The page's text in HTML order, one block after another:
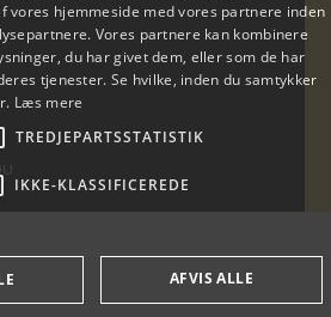
ENGLISH
vores hjemmeside med vores partnere inden
Vores partnere kan kombinere
du har givet dem, eller som de har
tjenester. Se hvilke, inden du samtykker
Læs mere
TREDJEPARTSSTATISTIK
IKKE-KLASSIFICEREDE
AFVIS ALLE